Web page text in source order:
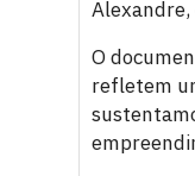
Alexandre,
O
refletem